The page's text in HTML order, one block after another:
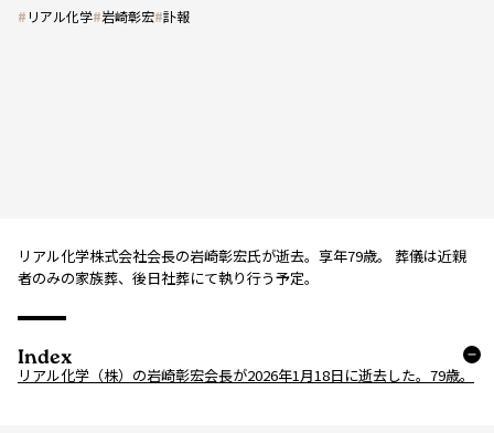
# リアル化学#岩崎彰宏#訃報
リアル化学株式会社会長の岩崎彰宏氏が逝去。享年79歳。 葬儀は近親
者のみの家族葬、後日社葬にて執り行う予定。
Index
リアル化学（株）の岩崎彰宏会長が2026年1月18日に逝去した。79歳。